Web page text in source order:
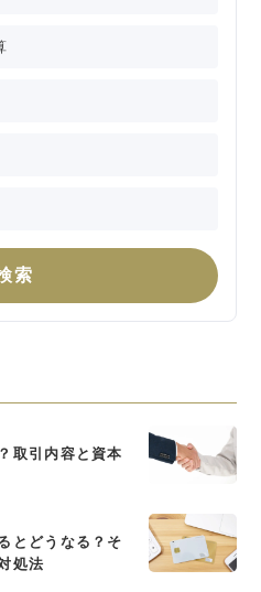
索
取引内容と資本
とどうなる？そ
処法